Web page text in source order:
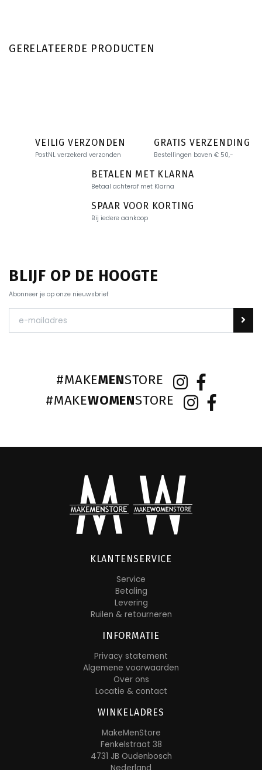
GERELATEERDE PRODUCTEN
VEILIG VERZONDEN
PostNL verzekerd verzonden
GRATIS VERZENDING
Bestellingen boven € 50,-
BETALEN MET KLARNA
Betaal achteraf met Klarna
SPAAR VOOR KORTING
Bij iedere aankoop
BLIJF OP DE HOOGTE
Abonneer je op onze nieuwsbrief
#MAKEMENSTORE
#MAKEWOMENSTORE
KLANTENSERVICE
Service
Betaling
Levering
Ruilen & retourneren
INFORMATIE
Privacy statement
Algemene voorwaarden
Over ons
Locatie & contact
WINKELADRES
MakeMenStore
Fenkelstraat 38
4731 JB Oudenbosch
Nederland